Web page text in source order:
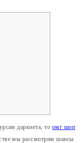
даркнета, то омг шоп
мы рассмотрим шансы